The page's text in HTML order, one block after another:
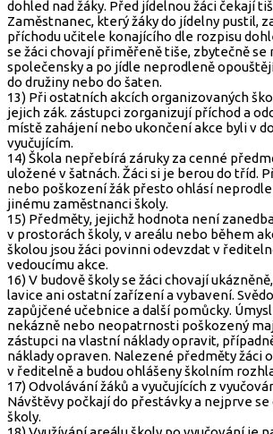
dohled nad žáky. Před jídelnou žáci čekají
Zaměstnanec, který žáky do jídelny pustil,
příchodu učitele konajícího dle rozpisu
se žáci chovají přiměřeně tiše, zbytečně se
společensky a po jídle neprodleně
do družiny nebo do šaten.
13) Při ostatních akcích organizovaných
jejich zák. zástupci zorganizují příchod a
místě zahájení nebo ukončení akce byli v
vyučujícím.
14) Škola nepřebírá záruky za cenné
uložené v šatnách. Žáci si je berou do tříd.
nebo poškození žák přesto ohlásí
jinému zaměstnanci školy.
15) Předměty, jejichž hodnota není
v prostorách školy, v areálu nebo během
školou jsou žáci povinni odevzdat v
vedoucímu akce.
16) V budově školy se žáci chovají
lavice ani ostatní zařízení a vybavení.
zapůjčené učebnice a další pomůcky.
nekázně nebo neopatrnosti poškozený
zástupci na vlastní náklady opravit,
náklady opraven. Nalezené předměty žáci
v ředitelně a budou ohlášeny školním
17) Odvolávání žáků a vyučujících z
Návštěvy počkají do přestávky a nejprve
školy.